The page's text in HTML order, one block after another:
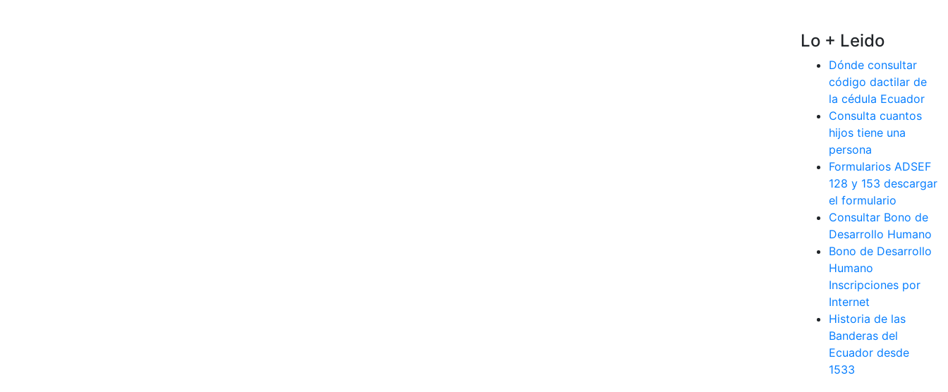
Lo + Leido
Dónde consultar
código dactilar de
la cédula Ecuador
Consulta cuantos
hijos tiene una
persona
Formularios ADSEF
128 y 153 descargar
el formulario
Consultar Bono de
Desarrollo Humano
Bono de Desarrollo
Humano
Inscripciones por
Internet
Historia de las
Banderas del
Ecuador desde
1533